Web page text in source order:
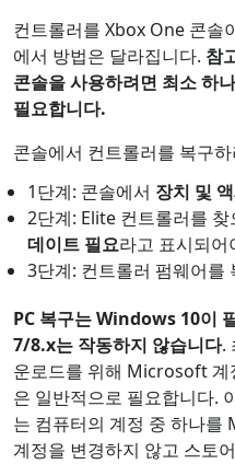
컨트롤러를 Xbox One 콘솔
에서 방법은 달라집니다. 참
콘솔을 사용하려면 최소 하
필요합니다.
콘솔에서 컨트롤러를 복구
1단계: 콘솔에서 장치 및
2단계: Elite 컨트롤러를
데이트 필요라고 표시되어
3단계: 컨트롤러 펌웨어를
PC 복구는 Windows 10이
7/8.x는 작동하지 않습니다.
운로드를 위해 Microsoft 계
은 일반적으로 필요합니다.
는 컴퓨터의 계정 중 하나
계정을 변경하지 않고 스토